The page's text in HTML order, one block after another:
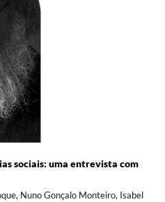
sociais: uma entrevista com
Nuno Gonçalo Monteiro, Isabel